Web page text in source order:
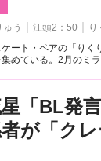
ゅう 江頭2：50 り
ート・ペアの「りく
めている。2月のミ
「BL発
が「ク